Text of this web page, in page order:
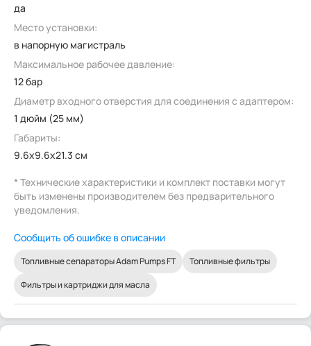
да
Место установки:
в напорную магистраль
Максимальное рабочее давление:
12 бар
Диаметр входного отверстия для соединения с адаптером:
1 дюйм (25 мм)
Габариты:
9.6x9.6x21.3 см
* Технические характеристики и комплект поставки могут
быть изменены производителем без предварительного
уведомления.
Сообщить об ошибке в описании
Топливные сепараторы Adam Pumps FT
Топливные фильтры
Фильтры и картриджи для масла